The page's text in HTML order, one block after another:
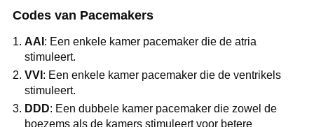
Codes van Pacemakers
AAI : Een enkele kamer pacemaker die de atria
stimuleert.
VVI : Een enkele kamer pacemaker die de ventrikels
stimuleert.
DDD: Een dubbele kamer pacemaker die zowel de
boezems als de kamers stimuleert voor betere